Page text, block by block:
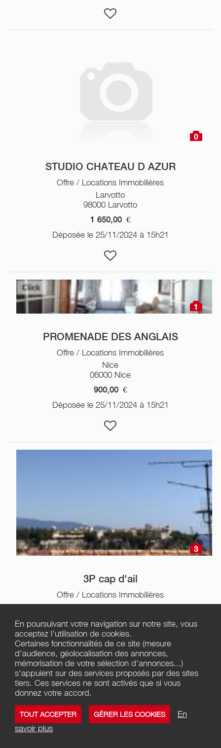
0
STUDIO CHATEAU D AZUR
Offre / Locations Immobilières
Larvotto
98000 Larvotto
1 650,00 €
Déposée le 25/11/2024 à 15h21
1
PROMENADE DES ANGLAIS
Offre / Locations Immobilières
Nice
06000 Nice
900,00 €
Déposée le 25/11/2024 à 15h21
3
3P cap d'ail
Offre / Locations Immobilières
Cap-d'ail
1 400,00 €
Déposée le 25/11/2024 à 15h21
En poursuivant votre navigation sur notre site, vous
acceptez l'utilisation de cookies.
Certaines fonctionnalités de ce site (mesure
d'audience, géolocalisation des annonces,
mémorisation de votre sélection d'annonces...)
s'appuient sur des services proposés par des sites
tiers. Ces services ne sont activés que si vous
donnez votre accord.
TOUT ACCEPTER GÉRER LES COOKIES
En
savoir plus